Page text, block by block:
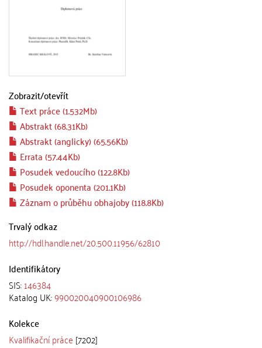
Zobrazit/otevřít
Text práce (1.532Mb)
Abstrakt (68.31Kb)
Abstrakt (anglicky) (65.56Kb)
Errata (57.44Kb)
Posudek vedoucího (122.8Kb)
Posudek oponenta (201.1Kb)
Záznam o průběhu obhajoby (118.8Kb)
Trvalý odkaz
http://hdl.handle.net/20.500.11956/62810
Identifikátory
SIS:146384
Katalog UK:990020040900106986
Kolekce
Kvalifikační práce [7202]